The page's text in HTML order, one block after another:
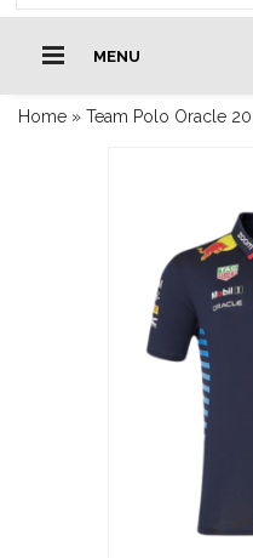
MENU
Home » Team Polo Oracle